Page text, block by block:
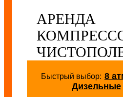
АРЕНДА
Быстрый выбор: 8
Дизельные